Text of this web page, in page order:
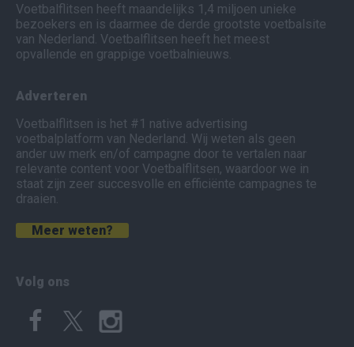
Voetbalflitsen heeft maandelijks 1,4 miljoen unieke
bezoekers en is daarmee de derde grootste voetbalsite
van Nederland. Voetbalflitsen heeft het meest
opvallende en grappige voetbalnieuws.
Adverteren
Voetbalflitsen is het #1 native advertising
voetbalplatform van Nederland. Wij weten als geen
ander uw merk en/of campagne door te vertalen naar
relevante content voor Voetbalflitsen, waardoor we in
staat zijn zeer succesvolle en efficiënte campagnes te
draaien.
Meer weten?
Volg ons